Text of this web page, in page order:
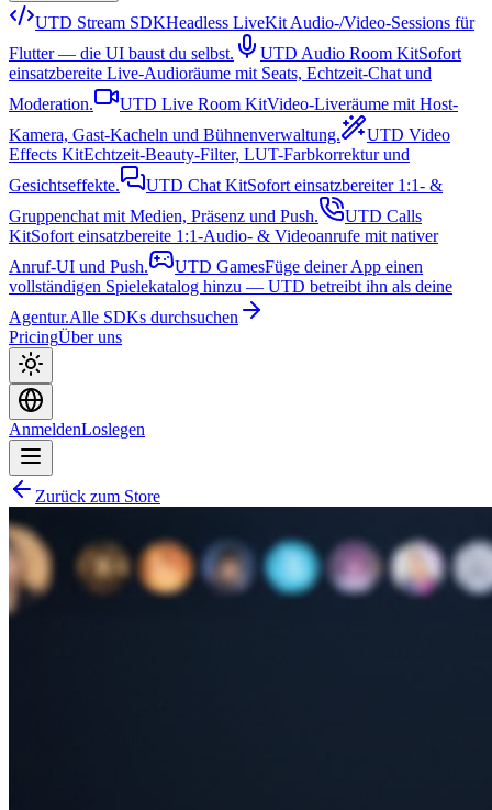
UTD Stream SDKHeadless LiveKit Audio-/Video-Sessions für
Flutter — die UI baust du selbst.
UTD Audio Room KitSofort
einsatzbereite Live-Audioräume mit Seats, Echtzeit-Chat und
Moderation.
UTD Live Room KitVideo-Liveräume mit Host-
Kamera, Gast-Kacheln und Bühnenverwaltung.
UTD Video
Effects KitEchtzeit-Beauty-Filter, LUT-Farbkorrektur und
Gesichtseffekte.
UTD Chat KitSofort einsatzbereiter 1:1- &
Gruppenchat mit Medien, Präsenz und Push.
UTD Calls
KitSofort einsatzbereite 1:1-Audio- & Videoanrufe mit nativer
Anruf-UI und Push.
UTD GamesFüge deiner App einen
vollständigen Spielekatalog hinzu — UTD betreibt ihn als deine
Agentur.Alle SDKs durchsuchen
PricingÜber uns
AnmeldenLoslegen
Zurück zum Store